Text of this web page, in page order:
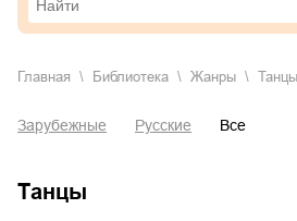
Главная Библиотека Жанры танцы
Зарубежные Русские Все
танцы